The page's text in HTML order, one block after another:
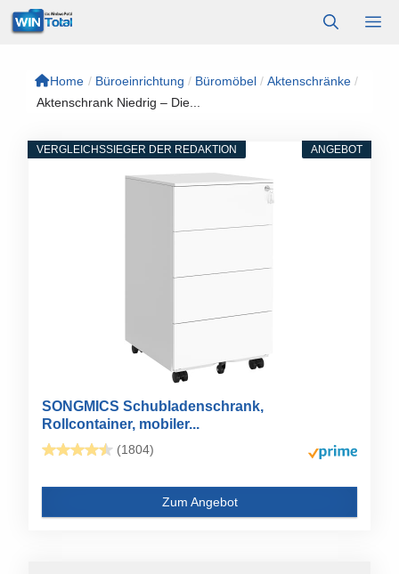
Zum
Inhalt
Home / Büroeinrichtung / Büromöbel / Aktenschränke /
Aktenschrank Niedrig – Die...
ANGEBOT
VERGLEICHSSIEGER DER REDAKTION
SONGMICS Schubladenschrank,
Rollcontainer, mobiler...
(1804)
Zum Angebot